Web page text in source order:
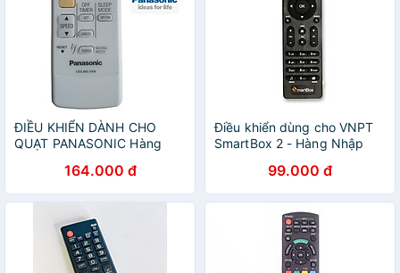
ĐIỀU KHIỂN DÀNH CHO
QUẠT PANASONIC Hàng
164.000 đ
Điều khiển dùng cho VNPT
SmartBox 2 - Hàng Nhập
99.000 đ